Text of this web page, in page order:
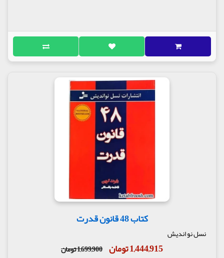
کتاب 48 قانون قدرت
نسل نو اندیش
1,444,915 تومان 1,699,900 تومان